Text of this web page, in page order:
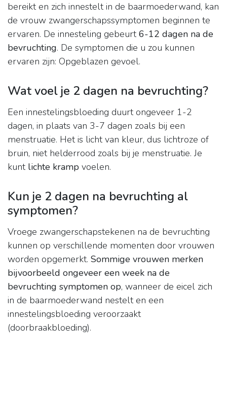
bereikt en zich innestelt in de baarmoederwand, kan
de vrouw zwangerschapssymptomen beginnen te
ervaren. De innesteling gebeurt6-12 dagen na de
bevruchting. De symptomen die u zou kunnen
ervaren zijn: Opgeblazen gevoel.
Wat voel je 2 dagen na bevruchting?
Een innestelingsbloeding duurt ongeveer 1-2
dagen, in plaats van 3-7 dagen zoals bij een
menstruatie. Het is licht van kleur, dus lichtroze of
bruin, niet helderrood zoals bij je menstruatie. Je
kunt lichte kramp voelen.
Kun je 2 dagen na bevruchting al
symptomen?
Vroege zwangerschapstekenen na de bevruchting
kunnen op verschillende momenten door vrouwen
worden opgemerkt. Sommige vrouwen merken
bijvoorbeeld ongeveer een week na de
bevruchting symptomen op, wanneer de eicel zich
in de baarmoederwand nestelt en een
innestelingsbloeding veroorzaakt
(doorbraakbloeding).